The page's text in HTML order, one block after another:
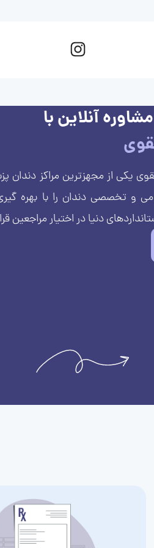
آنلاین با
یکی از مجهزترین مراکز دندان
و تخصصی دندان را با بهره
دنیا در اختیار مراجعین